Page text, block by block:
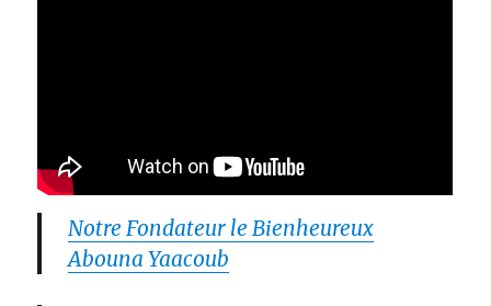
Notre Fondateur le Bienheureux
Abouna Yaacoub